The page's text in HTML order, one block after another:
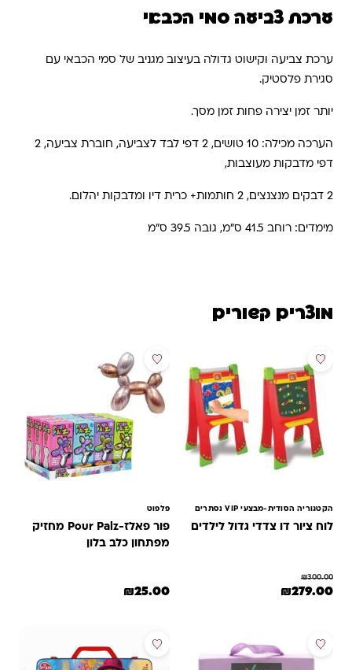
ערכת צביעה סמי הכבאי
ערכת צביעה וקישוט גדולה בעיצוב מגניב של סמי הכבאי עם
סגירת פלסטיק.
יותר זמן יצירה פחות זמן מסך.
הערכה מכילה: 10 טושים, 2 דפי לבד לצביעה, חוברת צביעה, 2
דפי מדבקות מעוצבות,
2 דבקים מנצנצים, 2 חותמות+ כרית דיו ומדבקות יהלום.
מימדים: רוחב 41.5 ס”מ, גובה 39.5 ס”מ
מוצרים קשורים
מבצע
הקטגוריה הסודית-מבצעי VIP נסתרים
לוח ציור דו צדדי גדול לילדים
₪300.00
המחיר המקורי היה: ₪300.00.
₪279.00
פלפוט
פור פאלז-Pour Palz מחזיק
מפתחון כלב בלון
₪25.00
מבצע